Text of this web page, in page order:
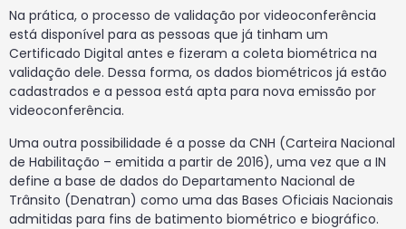
Na prática, o processo de validação por videoconferência
está disponível para as pessoas que já tinham um
Certificado Digital antes e fizeram a coleta biométrica na
validação dele. Dessa forma, os dados biométricos já estão
cadastrados e a pessoa está apta para nova emissão por
videoconferência.
Uma outra possibilidade é a posse da CNH (Carteira Nacional
de Habilitação – emitida a partir de 2016), uma vez que a IN
define a base de dados do Departamento Nacional de
Trânsito (Denatran) como uma das Bases Oficiais Nacionais
admitidas para fins de batimento biométrico e biográfico.